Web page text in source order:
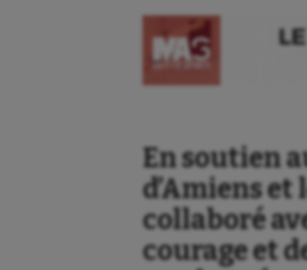
En soutien
d’Amiens et
collaboré
courage et